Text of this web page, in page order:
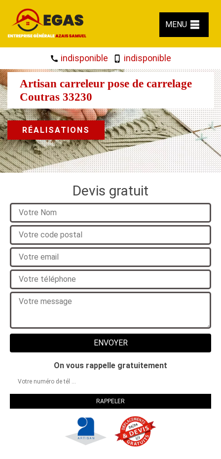
MENU
indisponible indisponible
Artisan carreleur pose de carrelage
Coutras 33230
RÉALISATIONS
Devis gratuit
On vous rappelle gratuitement